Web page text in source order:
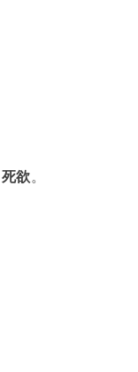
死欲。